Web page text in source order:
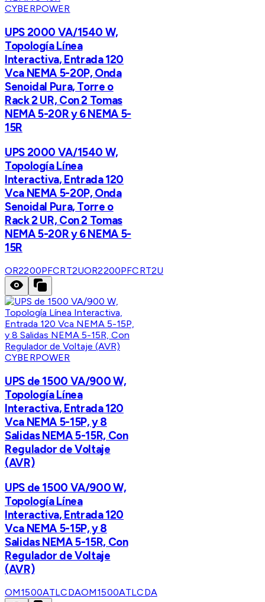
CYBERPOWER
UPS 2000 VA/1540 W,
Topología Línea
Interactiva, Entrada 120
Vca NEMA 5-20P, Onda
Senoidal Pura, Torre o
Rack 2 UR, Con 2 Tomas
NEMA 5-20R y 6 NEMA 5-
15R
UPS 2000 VA/1540 W,
Topología Línea
Interactiva, Entrada 120
Vca NEMA 5-20P, Onda
Senoidal Pura, Torre o
Rack 2 UR, Con 2 Tomas
NEMA 5-20R y 6 NEMA 5-
15R
OR2200PFCRT2UOR2200PFCRT2U
CYBERPOWER
UPS de 1500 VA/900 W,
Topología Línea
Interactiva, Entrada 120
Vca NEMA 5-15P, y 8
Salidas NEMA 5-15R, Con
Regulador de Voltaje
(AVR)
UPS de 1500 VA/900 W,
Topología Línea
Interactiva, Entrada 120
Vca NEMA 5-15P, y 8
Salidas NEMA 5-15R, Con
Regulador de Voltaje
(AVR)
OM1500ATLCDAOM1500ATLCDA